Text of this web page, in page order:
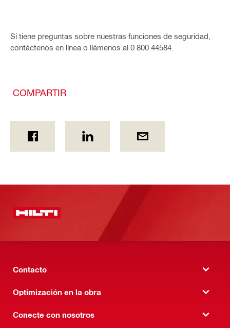
Si tiene preguntas sobre nuestras funciones de seguridad,
contáctenos en línea o llámenos al 0 800 44584.
COMPARTIR
Contacto
Optimización en la obra
Conecte con nosotros